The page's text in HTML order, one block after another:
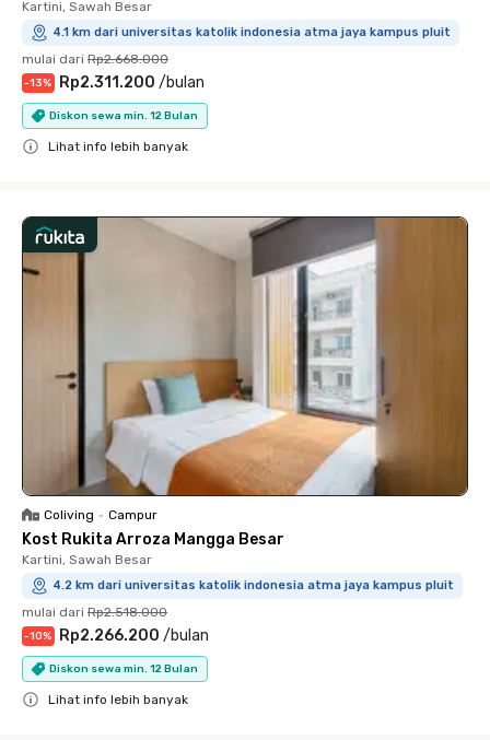
Kartini, Sawah Besar
4.1 km dari universitas katolik indonesia atma jaya kampus pluit
mulai dari Rp2.668.000
-13% Rp2.311.200 /bulan
Diskon sewa min. 12 Bulan
Lihat info lebih banyak
Coliving • Campur
Kost Rukita Arroza Mangga Besar
Kartini, Sawah Besar
4.2 km dari universitas katolik indonesia atma jaya kampus pluit
mulai dari Rp2.518.000
-10% Rp2.266.200 /bulan
Diskon sewa min. 12 Bulan
Lihat info lebih banyak